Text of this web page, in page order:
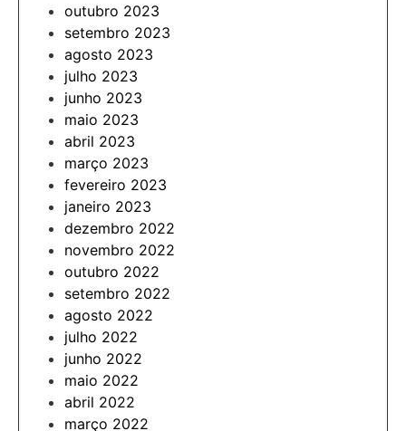
outubro 2023
setembro 2023
agosto 2023
julho 2023
junho 2023
maio 2023
abril 2023
março 2023
fevereiro 2023
janeiro 2023
dezembro 2022
novembro 2022
outubro 2022
setembro 2022
agosto 2022
julho 2022
junho 2022
maio 2022
abril 2022
março 2022